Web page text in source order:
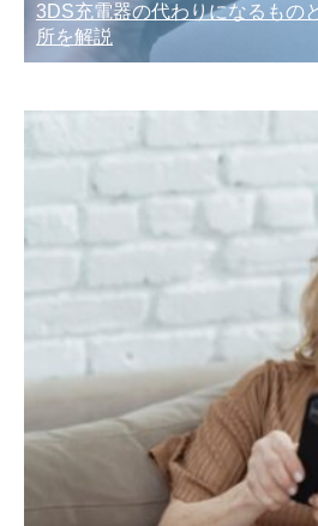
3DS充電器の代わりになるもの
所を解説